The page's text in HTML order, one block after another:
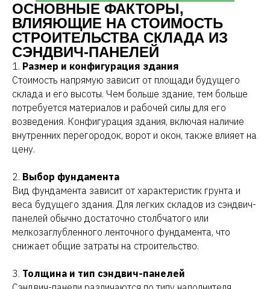
ОСНОВНЫЕ ФАКТОРЫ,
ВЛИЯЮЩИЕ НА СТОИМОСТЬ
СТРОИТЕЛЬСТВА СКЛАДА ИЗ
СЭНДВИЧ-ПАНЕЛЕЙ
1. Размер и конфигурация здания
Стоимость напрямую зависит от площади будущего
склада и его высоты. Чем больше здание, тем больше
потребуется материалов и рабочей силы для его
возведения. Конфигурация здания, включая наличие
внутренних перегородок, ворот и окон, также влияет на
цену.
2. Выбор фундамента
Вид фундамента зависит от характеристик грунта и
веса будущего здания. Для легких складов из сэндвич-
панелей обычно достаточно столбчатого или
мелкозаглубленного ленточного фундамента, что
снижает общие затраты на строительство.
3. Толщина и тип сэндвич-панелей